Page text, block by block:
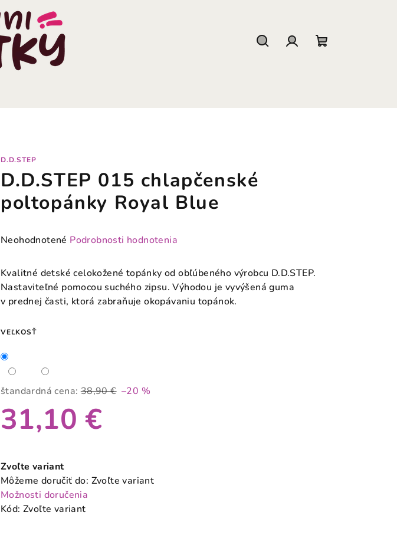
D.D.STEP
D.D.STEP 015 chlapčenské
poltopánky Royal Blue
Priemerné
produktu
je
hviezdičiek.
Neohodnotené Podrobnosti hodnotenia
Kvalitné detské celokožené topánky od obľúbeného výrobcu D.D.STEP.
Nastaviteľné pomocou suchého zipsu. Výhodou je vyvýšená guma
v prednej časti, ktorá zabraňuje okopávaniu topánok.
VEĽKOSŤ
štandardná cena: 38,90 € –20 %
31,10 €
cena:
Zvoľte variant
Môžeme doručiť do: Zvoľte variant
Možnosti doručenia
Kód: Zvoľte variant